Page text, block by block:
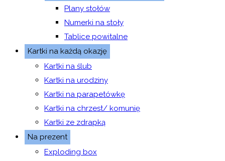
Plany stołów
Numerki na stoły
Tablice powitalne
Kartki na każdą okazję
Kartki na ślub
Kartki na urodziny
Kartki na parapetówkę
Kartki na chrzest/ komunię
Kartki ze zdrapką
Na prezent
Exploding box